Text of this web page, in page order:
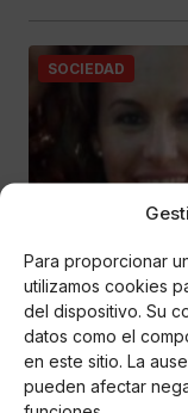
Para proporcionar
utilizamos cookies
del dispositivo. Su
datos como el
en este sitio. La
pueden afectar
SOCIEDAD
Paloma Acedel
Detenido el
de Manuela